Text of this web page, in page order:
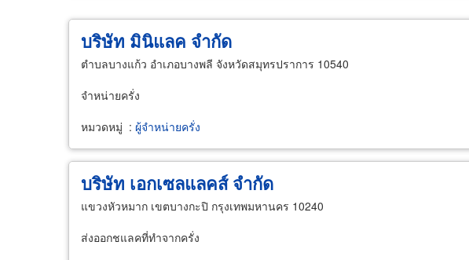
บริษัท มินิแลค จำกัด
ตำบลบางแก้ว อำเภอบางพลี จังหวัดสมุทรปราการ 10540
จำหน่ายครั่ง
หมวดหมู่ : ผู้จำหน่ายครั่ง
บริษัท เอกเซลแลคส์ จำกัด
แขวงหัวหมาก เขตบางกะปิ กรุงเทพมหานคร 10240
ส่งออกชแลคที่ทำจากครั่ง